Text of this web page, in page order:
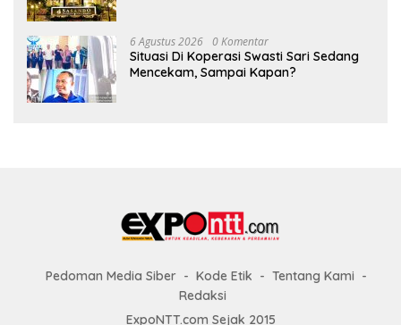
6 Agustus 2026 0 Komentar
Situasi Di Koperasi Swasti Sari Sedang
Mencekam, Sampai Kapan?
Pedoman Media Siber Kode Etik
Tentang Kami
Redaksi
ExpoNTT.com Sejak 2015